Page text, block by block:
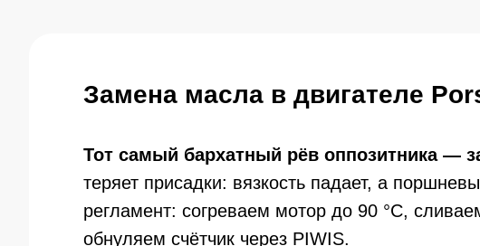
Замена масла в двигателе
Тот самый бархатный рёв оппозитника —
теряет присадки: вязкость падает, а
регламент: согреваем мотор до 90 °C,
обнуляем счётчик через PIWIS.